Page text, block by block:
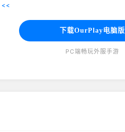
<<
下载OurPlay电脑版
PC端畅玩外服手游